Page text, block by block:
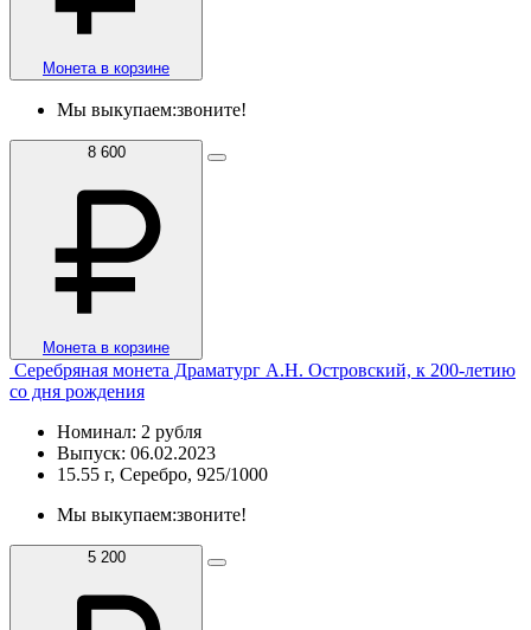
Монета в корзине
Мы выкупаем:звоните!
8 600
Монета в корзине
Серебряная монета Драматург А.Н. Островский, к 200-летию
со дня рождения
Номинал: 2 рубля
Выпуск: 06.02.2023
15.55 г, Серебро, 925/1000
Мы выкупаем:звоните!
5 200